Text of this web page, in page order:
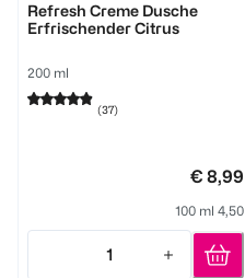
Refresh Creme Dusche
Erfrischender Citrus
200 ml
(37)
€ 8,99
100 ml 4,50
1
Quantity: 1